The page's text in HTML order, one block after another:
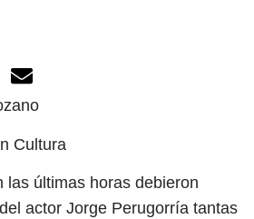
Cultura
las últimas horas debieron
actor Jorge Perugorría tantas